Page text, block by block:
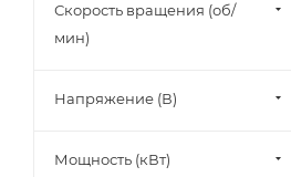
Скорость вращения (об/
мин)
Напряжение (В)
Мощность (кВт)